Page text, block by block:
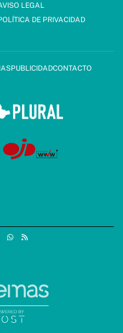
LEGAL
DE PRIVACIDAD
PUBLICIDADCONTACTO
Whatsapp